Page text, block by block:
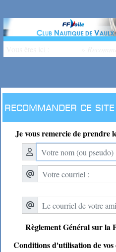
Recommander ce
Je vous remercie de prendre
Règlement Général sur la
Conditions d'utilisation de vos